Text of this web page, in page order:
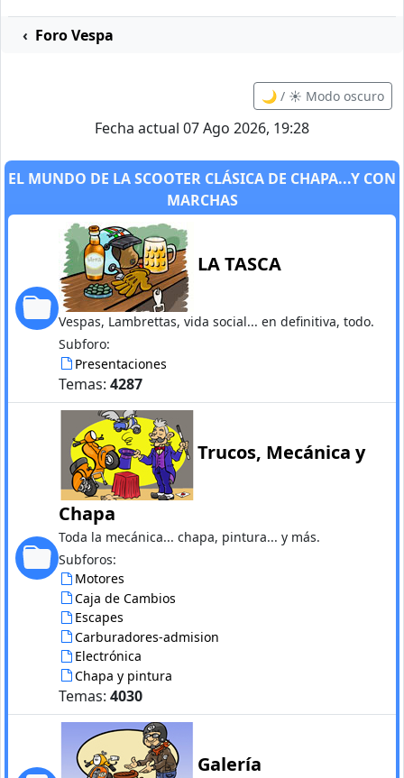
Foro Vespa
🌙 / ☀️ Modo oscuro
Fecha actual 07 Ago 2026, 19:28
EL MUNDO DE LA SCOOTER CLÁSICA DE CHAPA...Y CON
MARCHAS
LA TASCA
Vespas, Lambrettas, vida social... en definitiva, todo.
Subforo:
Presentaciones
Temas: 4287
Trucos, Mecánica y
Chapa
Toda la mecánica... chapa, pintura... y más.
Subforos:
Motores
Caja de Cambios
Escapes
Carburadores-admision
Electrónica
Chapa y pintura
Temas: 4030
Galería